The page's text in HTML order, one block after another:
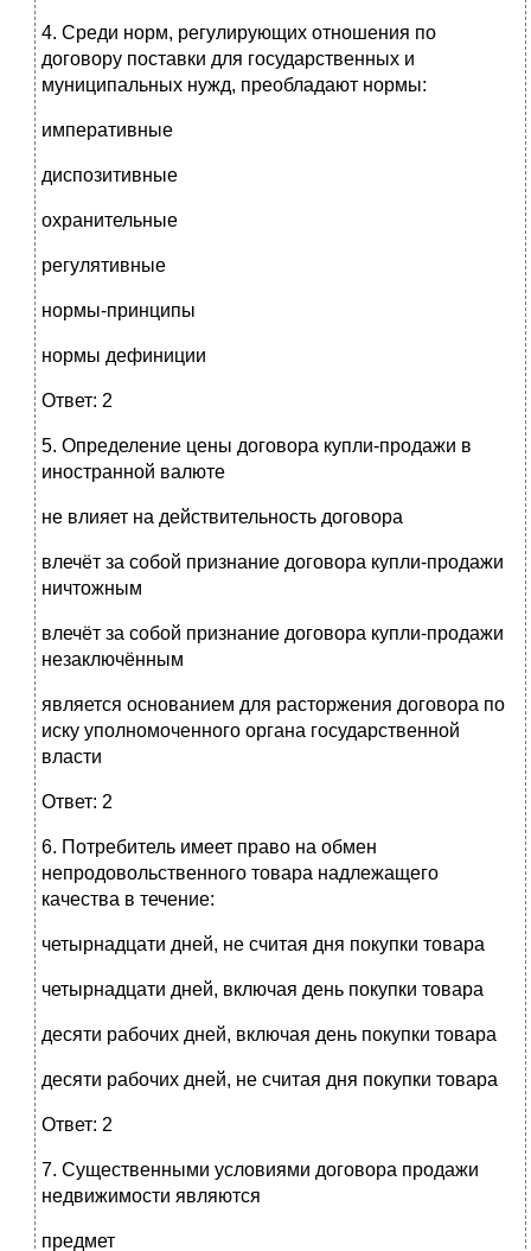
4. Среди норм, регулирующих отношения по
договору поставки для государственных и
муниципальных нужд, преобладают нормы:
императивные
диспозитивные
охранительные
регулятивные
нормы-принципы
нормы дефиниции
Ответ: 2
5. Определение цены договора купли-продажи в
иностранной валюте
не влияет на действительность договора
влечёт за собой признание договора купли-продажи
ничтожным
влечёт за собой признание договора купли-продажи
незаключённым
является основанием для расторжения договора по
иску уполномоченного органа государственной
власти
Ответ: 2
6. Потребитель имеет право на обмен
непродовольственного товара надлежащего
качества в течение:
четырнадцати дней, не считая дня покупки товара
четырнадцати дней, включая день покупки товара
десяти рабочих дней, включая день покупки товара
десяти рабочих дней, не считая дня покупки товара
Ответ: 2
7. Существенными условиями договора продажи
недвижимости являются
предмет